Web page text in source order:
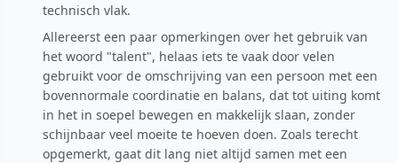
technisch vlak.
Allereerst een paar opmerkingen over het gebruik van
het woord "talent", helaas iets te vaak door velen
gebruikt voor de omschrijving van een persoon met een
bovennormale coordinatie en balans, dat tot uiting komt
in het in soepel bewegen en makkelijk slaan, zonder
schijnbaar veel moeite te hoeven doen. Zoals terecht
opgemerkt, gaat dit lang niet altijd samen met een